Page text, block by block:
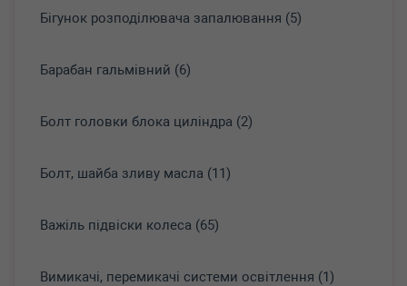
Бігунок розподілювача запалювання (5)
Барабан гальмівний (6)
Болт головки блока циліндра (2)
Болт, шайба зливу масла (11)
Важіль підвіски колеса (65)
Вимикачі, перемикачі системи освітлення (1)